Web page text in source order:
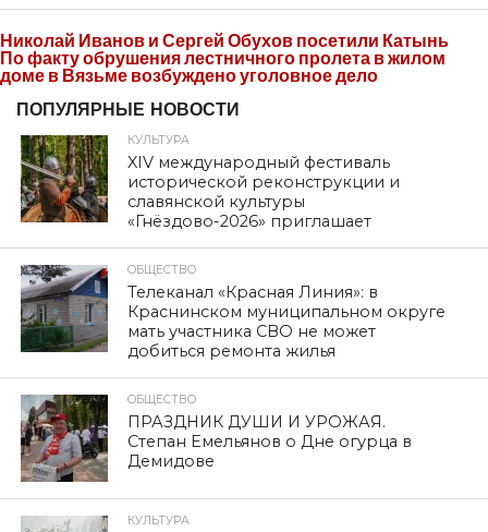
Николай Иванов и Сергей Обухов посетили Катынь
По факту обрушения лестничного пролета в жилом
доме в Вязьме возбуждено уголовное дело
ПОПУЛЯРНЫЕ НОВОСТИ
КУЛЬТУРА
XIV международный фестиваль
исторической реконструкции и
славянской культуры
«Гнёздово-2026» приглашает
ОБЩЕСТВО
Телеканал «Красная Линия»: в
Краснинском муниципальном округе
мать участника СВО не может
добиться ремонта жилья
ОБЩЕСТВО
ПРАЗДНИК ДУШИ И УРОЖАЯ.
Степан Емельянов о Дне огурца в
Демидове
КУЛЬТУРА